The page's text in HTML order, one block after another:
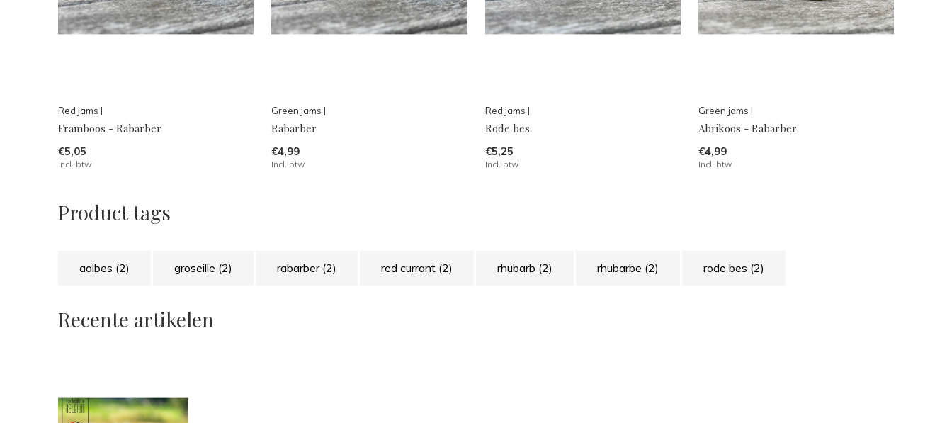
Red jams |
Framboos - Rabarber
€5,05
Incl. btw
Green jams |
Rabarber
€4,99
Incl. btw
Red jams |
Rode bes
€5,25
Incl. btw
Green jams |
Abrikoos - Rabarber
€4,99
Incl. btw
Product tags
aalbes (2) groseille (2) rabarber (2) red currant (2) rhubarb (2) rhubarbe (2) rode bes (2)
Recente artikelen